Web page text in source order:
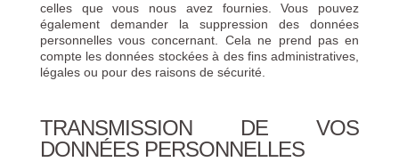
celles que vous nous avez fournies. Vous pouvez
également demander la suppression des données
personnelles vous concernant. Cela ne prend pas en
compte les données stockées à des fins administratives,
légales ou pour des raisons de sécurité.
TRANSMISSION DE VOS
DONNÉES PERSONNELLES